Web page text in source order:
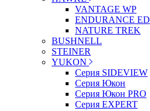
VANTAGE WP
ENDURANCE ED
NATURE TREK
BUSHNELL
STEINER
YUKON
Серия SIDEVIEW
Серия Юкон
Серия Юкон PRO
Серия EXPERT